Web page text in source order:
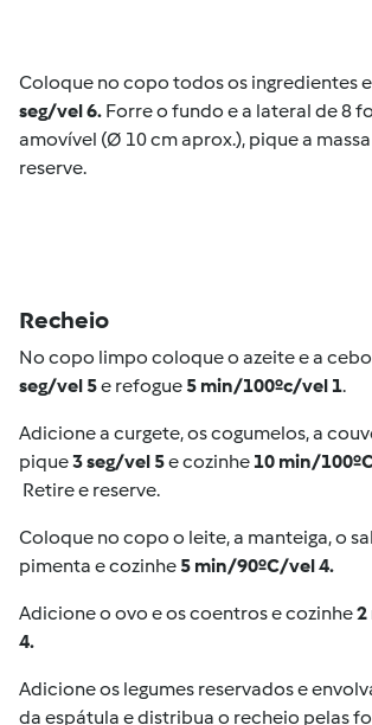
Coloque no copo todos os ingredientes
seg/vel 6. Forre o fundo e a lateral de 8
amovível (Ø 10 cm aprox.), pique a
reserve.
Recheio
No copo limpo coloque o azeite e a
seg/vel 5e refogue 5 min/100ºc/vel 1.
Adicione a curgete, os cogumelos, a
pique3 seg/vel 5e cozinhe 10 min/
Retire e reserve.
Coloque no copo o leite, a manteiga, o
pimenta e cozinhe 5 min/90ºC/vel 4.
Adicione o ovo e os coentros e cozinhe2
4.
Adicione os legumes reservados e
da espátula e distribua o recheio pelas